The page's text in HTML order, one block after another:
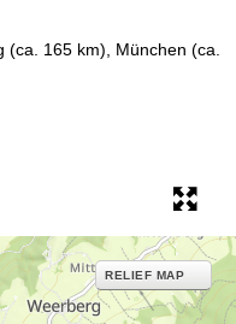
165 km), München (ca.
RELIEF MAP